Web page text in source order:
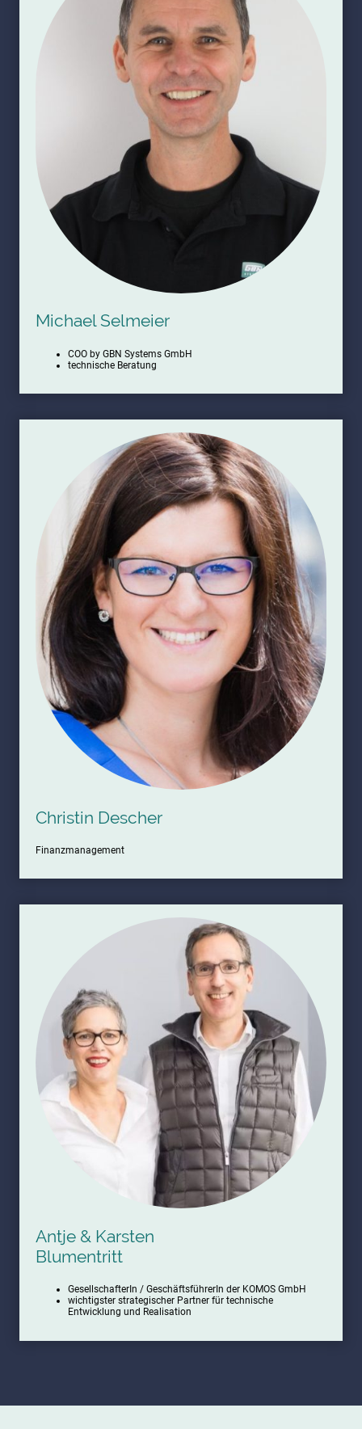
Michael Selmeier
COO by GBN Systems GmbH
technische Beratung
Christin Descher
Finanzmanagement
Antje & Karsten
Blumentritt
GesellschafterIn / GeschäftsführerIn der KOMOS GmbH
wichtigster strategischer Partner für technische
Entwicklung und Realisation